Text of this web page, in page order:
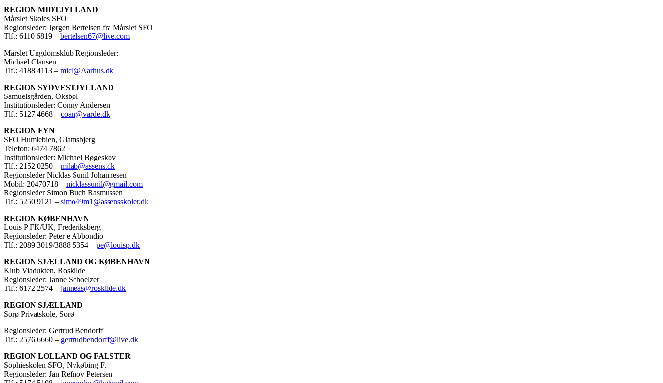
REGION MIDTJYLLAND
Mårslet Skoles SFO
Regionsleder: Jørgen Bertelsen fra Mårslet SFO
Tlf.: 6110 6819 – bertelsen67@live.com
Mårslet Ungdomsklub Regionsleder:
Michael Clausen
Tlf.: 4188 4113 – micl@Aarhus.dk
REGION SYDVESTJYLLAND
Samuelsgården, Oksbøl
Institutionsleder: Conny Andersen
Tlf.: 5127 4668 – coan@varde.dk
REGION FYN
SFO Humlebien, Glamsbjerg
Telefon: 6474 7862
Institutionsleder: Michael Bøgeskov
Tlf.: 2152 0250 – milab@assens.dk
Regionsleder Nicklas Sunil Johannesen
Mobil: 20470718 – nicklassunil@gmail.com
Regionsleder Simon Buch Rasmussen
Tlf.: 5250 9121 – simo49m1@assensskoler.dk
REGION KØBENHAVN
Louis P FK/UK, Frederiksberg
Regionsleder: Peter e Abbondio
Tlf.: 2089 3019/3888 5354 – pe@louisp.dk
REGION SJÆLLAND OG KØBENHAVN
Klub Viadukten, Roskilde
Regionsleder: Janne Schoelzer
Tlf.: 6172 2574 – janneas@roskilde.dk
REGION SJÆLLAND
Sorø Privatskole, Sorø
Regionsleder: Gertrud Bendorff
Tlf.: 2576 6660 – gertrudbendorff@live.dk
REGION LOLLAND OG FALSTER
Sophieskolen SFO, Nykøbing F.
Regionsleder: Jan Refnov Petersen